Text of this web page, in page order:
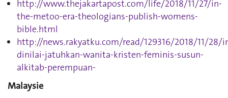
http://www.thejakartapost.com/life/2018/11/27/in-
the-metoo-era-theologians-publish-womens-
bible.html
http://news.rakyatku.com/read/129316/2018/11/28/
dinilai-jatuhkan-wanita-kristen-feminis-susun-
alkitab-perempuan-
Malaysie